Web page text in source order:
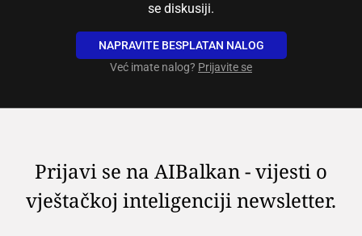
se diskusiji.
NAPRAVITE BESPLATAN NALOG
Već imate nalog? Prijavite se
Prijavi se na AIBalkan - vijesti o
vještačkoj inteligenciji newsletter.